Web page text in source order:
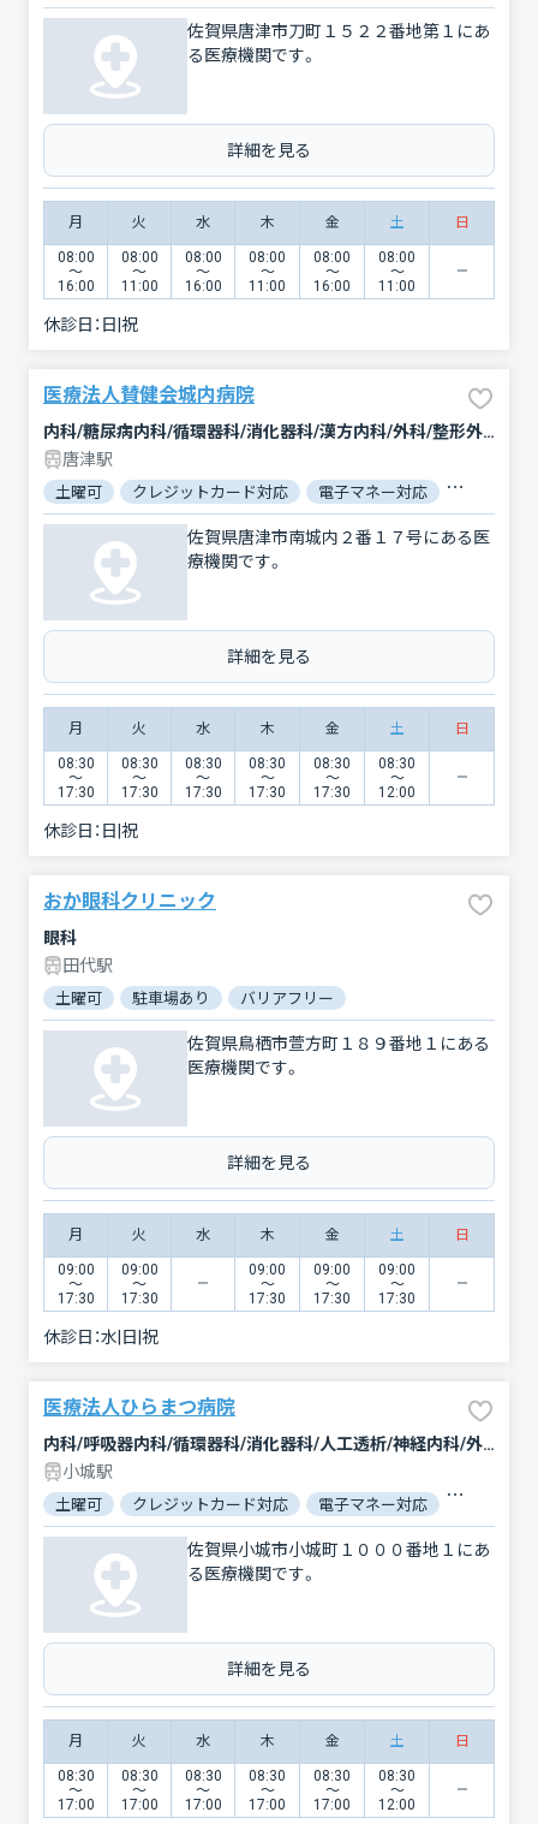
佐賀県唐津市刀町１５２２番地第１にあ
る医療機関です。
詳細を見る
月 火 水 木 金 土 日
08:00
〜
16:00
08:00
〜
11:00
08:00
〜
16:00
08:00
〜
11:00
08:00
〜
16:00
08:00
〜
11:00
休診日： 日|祝
医療法人賛健会城内病院
内科/糖尿病内科/循環器科/消化器科/漢方内科/外科/整形外科/眼科/リウマチ科/リハビリテーション/麻酔科
唐津駅
土曜可 クレジットカード対応 電子マネー対応 マイナ保
佐賀県唐津市南城内２番１７号にある医
療機関です。
詳細を見る
月 火 水 木 金 土 日
08:30
〜
17:30
08:30
〜
17:30
08:30
〜
17:30
08:30
〜
17:30
08:30
〜
17:30
08:30
〜
12:00
休診日： 日|祝
おか眼科クリニック
眼科
田代駅
土曜可 駐車場あり バリアフリー
佐賀県鳥栖市萱方町１８９番地１にある
医療機関です。
詳細を見る
月 火 水 木 金 土 日
09:00
〜
17:30
09:00
〜
17:30
09:00
〜
17:30
09:00
〜
17:30
09:00
〜
17:30
休診日：水|日|祝
医療法人ひらまつ病院
内科/呼吸器内科/循環器科/消化器科/人工透析/神経内科/外科/脳神経外科/呼吸器外科/肛門科/整形外科/小児科/眼科/皮膚科/泌尿器科/リウマチ科/リハビリテーション/放射線科/麻酔科
小城駅
土曜可 クレジットカード対応 電子マネー対応
佐賀県小城市小城町１０００番地１にあ
る医療機関です。
詳細を見る
月 火 水 木 金 土 日
08:30
〜
17:00
08:30
〜
17:00
08:30
〜
17:00
08:30
〜
17:00
08:30
〜
17:00
08:30
〜
12:00